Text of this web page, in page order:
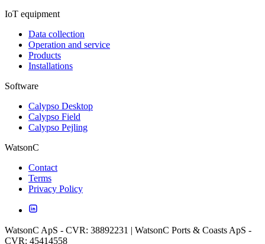
IoT equipment
Data collection
Operation and service
Products
Installations
Software
Calypso Desktop
Calypso Field
Calypso Pejling
WatsonC
Contact
Terms
Privacy Policy
WatsonC ApS - CVR: 38892231 | WatsonC Ports & Coasts ApS -
CVR: 45414558